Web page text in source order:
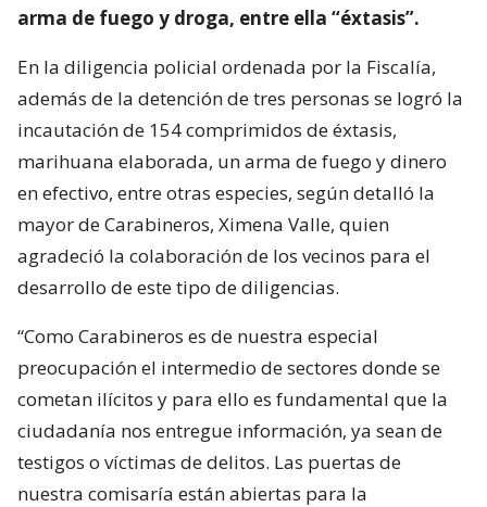
arma de fuego y droga, entre ella “éxtasis”.
En la diligencia policial ordenada por la Fiscalía,
además de la detención de tres personas se logró la
incautación de 154 comprimidos de éxtasis,
marihuana elaborada, un arma de fuego y dinero
en efectivo, entre otras especies, según detalló la
mayor de Carabineros, Ximena Valle, quien
agradeció la colaboración de los vecinos para el
desarrollo de este tipo de diligencias.
“Como Carabineros es de nuestra especial
preocupación el intermedio de sectores donde se
cometan ilícitos y para ello es fundamental que la
ciudadanía nos entregue información, ya sean de
testigos o víctimas de delitos. Las puertas de
nuestra comisaría están abiertas para la